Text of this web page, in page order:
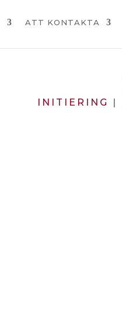
ATT KONTAKTA
INITIERING |